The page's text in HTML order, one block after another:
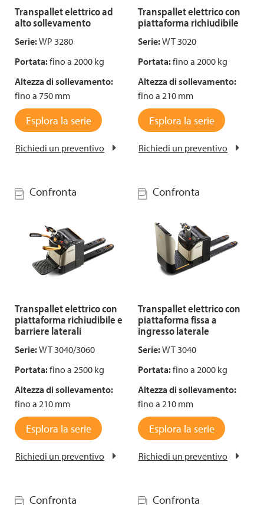
Transpallet elettrico ad
alto sollevamento
Serie:WP 3280
Portata:fino a 2000 kg
Altezza di sollevamento:
fino a 750 mm
Esplora la serie
Richiedi un preventivo
Transpallet elettrico con
piattaforma richiudibile
Serie:WT 3020
Portata:fino a 2000 kg
Altezza di sollevamento:
fino a 210 mm
Esplora la serie
Richiedi un preventivo
Confronta
Transpallet elettrico con
piattaforma richiudibile e
barriere laterali
Serie:WT 3040/3060
Portata:fino a 2500 kg
Altezza di sollevamento:
fino a 210 mm
Esplora la serie
Richiedi un preventivo
Confronta
Transpallet elettrico con
piattaforma fissa a
ingresso laterale
Serie:WT 3040
Portata:fino a 2000 kg
Altezza di sollevamento:
fino a 210 mm
Esplora la serie
Richiedi un preventivo
Confronta Confronta